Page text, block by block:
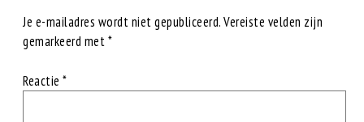
Je e-mailadres wordt niet gepubliceerd.Vereiste velden zijn
gemarkeerd met*
Reactie *